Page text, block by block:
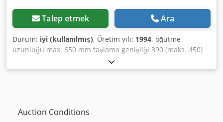
Talep etmek Ara
Durum: iyi (kullanılmış), Üretim yılı: 1994, öğütme
uzunluğu max. 650 mm taşlama genişliği 390 (maks. 450)
mm Mil merkezinden tablaya olan mesafe en fazla 600
mm. iş parçası ağırlığı 350 kg öğütme alanı 650 x 390 mm
seyahat yolları: X ekseni 840 mm Y ekseni 500 mm Z ekseni
4,0 x 3,0 x 2,5 m
Auction Conditions